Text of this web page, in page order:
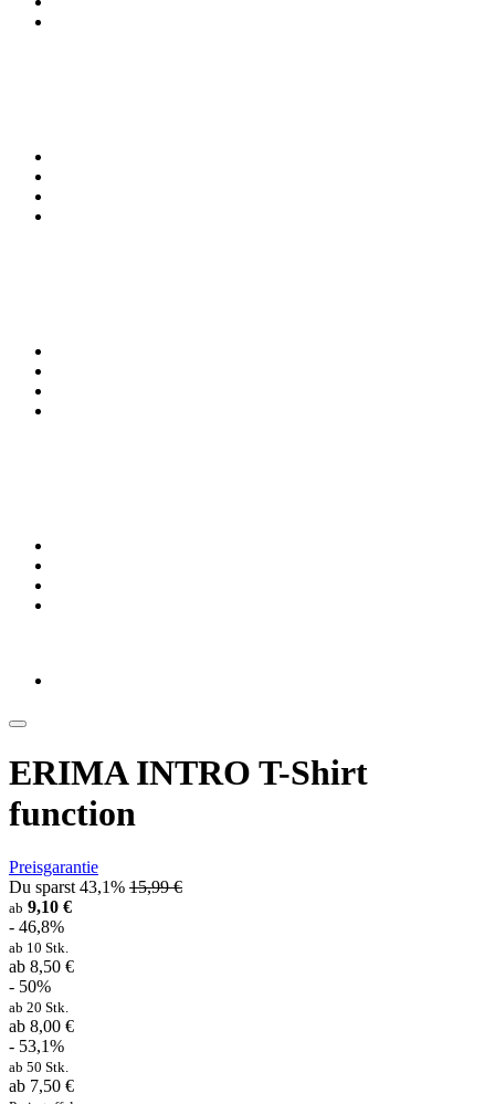
ERIMA INTRO T-Shirt
function
Preisgarantie
Du sparst 43,1% 15,99 €
ab 9,10 €
- 46,8%
ab 10 Stk.
ab 8,50 €
- 50%
ab 20 Stk.
ab 8,00 €
- 53,1%
ab 50 Stk.
ab 7,50 €